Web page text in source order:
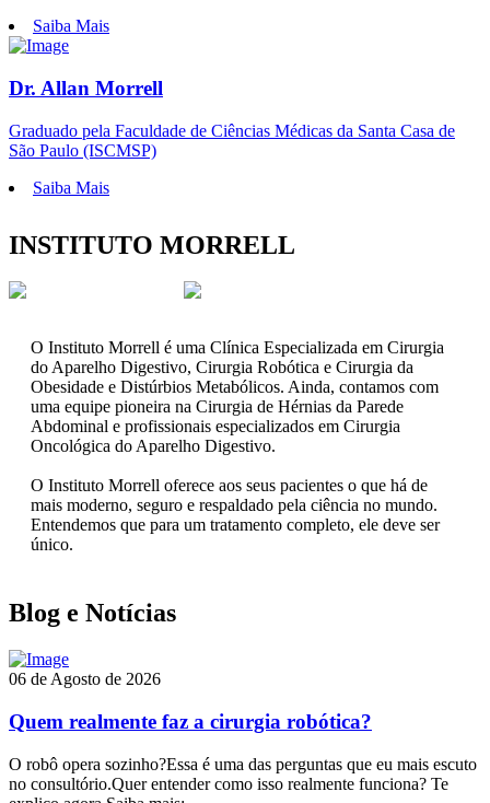
Saiba Mais
Dr. Allan Morrell
Graduado pela Faculdade de Ciências Médicas da Santa Casa de
São Paulo (ISCMSP)
Saiba Mais
INSTITUTO MORRELL
O Instituto Morrell é uma Clínica Especializada em Cirurgia
do Aparelho Digestivo, Cirurgia Robótica e Cirurgia da
Obesidade e Distúrbios Metabólicos. Ainda, contamos com
uma equipe pioneira na Cirurgia de Hérnias da Parede
Abdominal e profissionais especializados em Cirurgia
Oncológica do Aparelho Digestivo.
O Instituto Morrell oferece aos seus pacientes o que há de
mais moderno, seguro e respaldado pela ciência no mundo.
Entendemos que para um tratamento completo, ele deve ser
único.
Blog e Notícias
06 de Agosto de 2026
Quem realmente faz a cirurgia robótica?
O robô opera sozinho?Essa é uma das perguntas que eu mais escuto
no consultório.Quer entender como isso realmente funciona? Te